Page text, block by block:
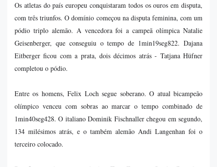
Os atletas do país europeu conquistaram todos os ouros em disputa,
com três triunfos. O domínio começou na disputa feminina, com um
pódio triplo alemão. A vencedora foi a campeã olímpica Natalie
Geisenberger, que conseguiu o tempo de 1min19seg822. Dajana
Eitberger ficou com a prata, dois décimos atrás - Tatjana Hüfner
completou o pódio.
Entre os homens, Felix Loch segue soberano. O atual bicampeão
olímpico venceu com sobras ao marcar o tempo combinado de
1min40seg428. O italiano Dominik Fischnaller chegou em segundo,
134 milésimos atrás, e o também alemão Andi Langenhan foi o
terceiro colocado.